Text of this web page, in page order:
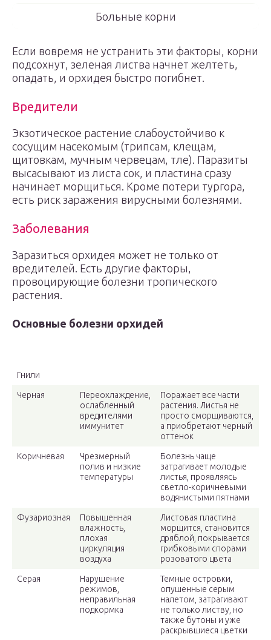
Больные корни
Если вовремя не устранить эти факторы, корни
подсохнут, зеленая листва начнет желтеть,
опадать, и орхидея быстро погибнет.
Вредители
Экзотическое растение слабоустойчиво к
сосущим насекомым (трипсам, клещам,
щитовкам, мучным червецам, тле). Паразиты
высасывают из листа сок, и пластина сразу
начинает морщиться. Кроме потери тургора,
есть риск заражения вирусными болезнями.
Заболевания
Заразиться орхидея может не только от
вредителей. Есть другие факторы,
провоцирующие болезни тропического
растения.
Основные болезни орхидей
Гнили
Черная
Переохлаждение,
ослабленный
вредителями
иммунитет
Поражает все части
растения. Листья не
просто сморщиваются,
а приобретают черный
оттенок
Коричневая
Чрезмерный
полив и низкие
температуры
Болезнь чаще
затрагивает молодые
листья, проявляясь
светло-коричневыми
водянистыми пятнами
Фузариозная
Повышенная
влажность,
плохая
циркуляция
воздуха
Листовая пластина
морщится, становится
дряблой, покрывается
грибковыми спорами
розоватого цвета
Серая
Нарушение
режимов,
неправильная
подкормка
Темные островки,
опушенные серым
налетом, затрагивают
не только листву, но
также бутоны и уже
раскрывшиеся цветки